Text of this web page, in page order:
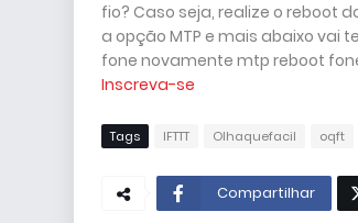
fio? Caso seja, realize o reboot
a opção MTP e mais abaixo vai
fone novamente mtp reboot
Inscreva-se
Tags IFTTT Olhaquefacil oqft
Compartilhar